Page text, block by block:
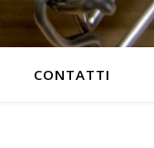
CONTATTI